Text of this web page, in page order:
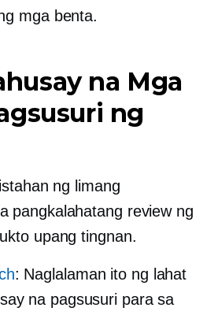
mga benta.
na Mga
ng
ng limang
pangkalahatang review ng
upang tingnan.
: Naglalaman ito ng lahat
na pagsusuri para sa